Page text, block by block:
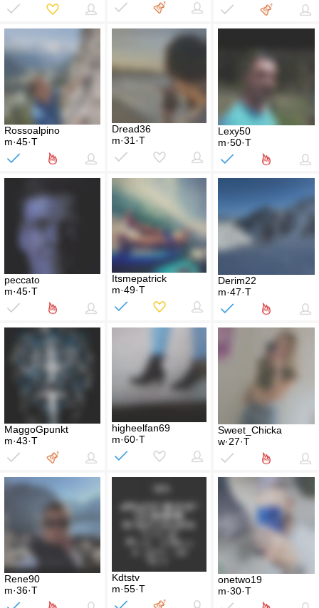
Rossoalpino
m·45·T
Dread36
m·31·T
Lexy50
m·50·T
peccato
m·45·T
Itsmepatrick
m·49·T
Derim22
m·47·T
MaggoGpunkt
m·43·T
higheelfan69
m·60·T
Sweet_Chicka
w·27·T
Rene90
m·36·T
Kdtstv
m·55·T
onetwo19
m·30·T